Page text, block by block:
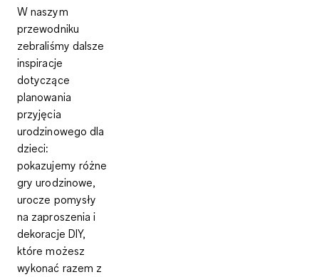
W naszym
przewodniku
zebraliśmy dalsze
inspiracje
dotyczące
planowania
przyjęcia
urodzinowego dla
dzieci:
pokazujemy różne
gry urodzinowe,
urocze pomysły
na zaproszenia i
dekoracje DIY,
które możesz
wykonać razem z